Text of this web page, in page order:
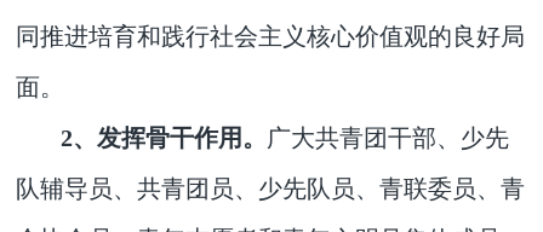
同推进培育和践行社会主义核心价值观的良好局
面。
2、发挥骨干作用。 广大共青团干部、少先
队辅导员、共青团员、少先队员、青联委员、青